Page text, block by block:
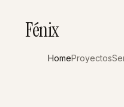
Fénix
HomeProyectos